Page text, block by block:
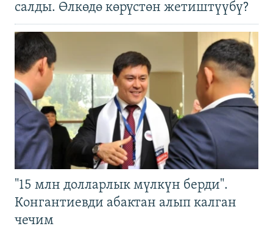
салды. Өлкөдө көрүстөн жетиштүүбү?
"15 млн долларлык мүлкүн берди".
Конгантиевди абактан алып калган
чечим